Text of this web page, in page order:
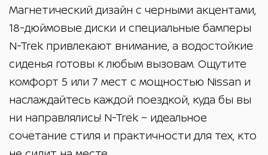
задних сиденьях
Две системы крепления
детских сидений ISOFIX на
задних сиденьях
Передние и задние датчики
парковки
Центральная консоль типа
'butterfly opening', с
отделением для хранения
вещей и 2-мя.
подстаканниками
Задний центральный
подлокотник 2-мя
подстаканниками
й ряд
Сидение N-TREK черного
цвета из
материала
2 подстаканника для
пассажиров 3-го ряда
версий
Магнетический дизайн с черными акцентами,
18-дюймовые диски и специальные бамперы
N-Trek привлекают внимание, а водостойкие
сиденья готовы к любым вызовам. Ощутите
комфорт 5 или 7 мест с мощностью Nissan и
наслаждайтесь каждой поездкой, куда бы вы
ни направлялись! N-Trek – идеальное
сочетание стиля и практичности для тех, кто